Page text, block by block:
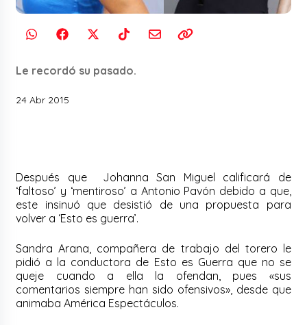
Le recordó su pasado.
24 Abr 2015
Después que Johanna San Miguel calificará de
‘faltoso’ y ‘mentiroso’ a Antonio Pavón debido a que,
este insinuó que desistió de una propuesta para
volver a ‘Esto es guerra’.
Sandra Arana, compañera de trabajo del torero le
pidió a la conductora de Esto es Guerra que no se
queje cuando a ella la ofendan, pues «sus
comentarios siempre han sido ofensivos», desde que
animaba América Espectáculos.